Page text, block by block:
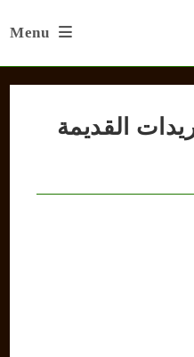
Menu
القديمة